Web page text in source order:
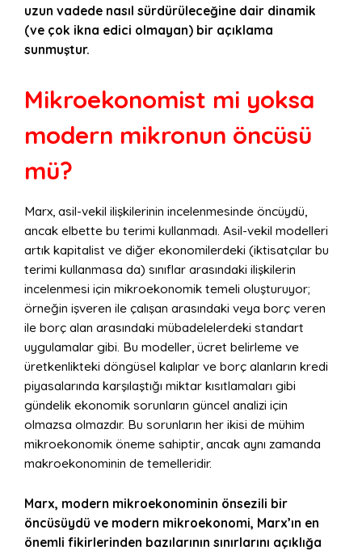
uzun vadede nasıl sürdürüleceğine dair dinamik
(ve çok ikna edici olmayan) bir açıklama
sunmuştur.
Mikroekonomist mi yoksa
modern mikronun öncüsü
mü?
Marx, asil-vekil ilişkilerinin incelenmesinde öncüydü,
ancak elbette bu terimi kullanmadı. Asil-vekil modelleri
artık kapitalist ve diğer ekonomilerdeki (iktisatçılar bu
terimi kullanmasa da) sınıflar arasındaki ilişkilerin
incelenmesi için mikroekonomik temeli oluşturuyor;
örneğin işveren ile çalışan arasındaki veya borç veren
ile borç alan arasındaki mübadelelerdeki standart
uygulamalar gibi. Bu modeller, ücret belirleme ve
üretkenlikteki döngüsel kalıplar ve borç alanların kredi
piyasalarında karşılaştığı miktar kısıtlamaları gibi
gündelik ekonomik sorunların güncel analizi için
olmazsa olmazdır. Bu sorunların her ikisi de mühim
mikroekonomik öneme sahiptir, ancak aynı zamanda
makroekonominin de temelleridir.
Marx, modern mikroekonominin önsezili bir
öncüsüydü ve modern mikroekonomi, Marx’ın en
önemli fikirlerinden bazılarının sınırlarını açıklığa